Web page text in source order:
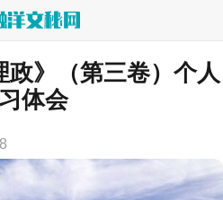
页 > 心得体会
政》（第三卷）个人
体会